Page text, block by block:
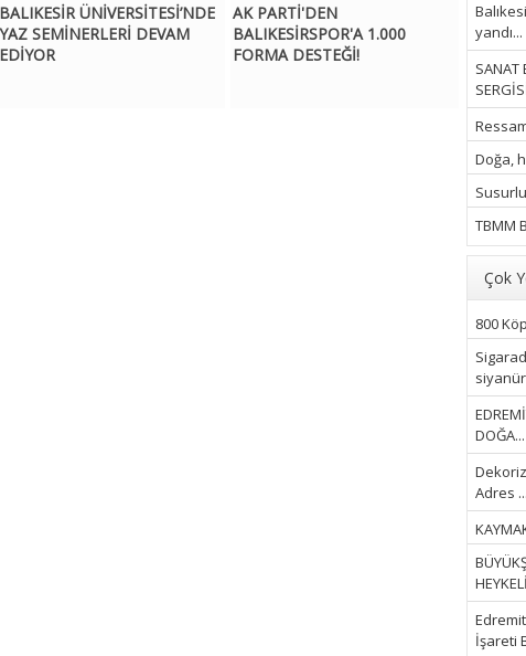
yandı...
SANAT
Doğa,
TBMM
Çok
800
DOĞA...
Adres ...
İşareti
BALIKESİR ÜNİVERSİTESİ’NDE
YAZ SEMİNERLERİ DEVAM
EDİYOR
AK PARTİ'DEN
BALIKESİRSPOR'A 1.000
FORMA DESTEĞİ!